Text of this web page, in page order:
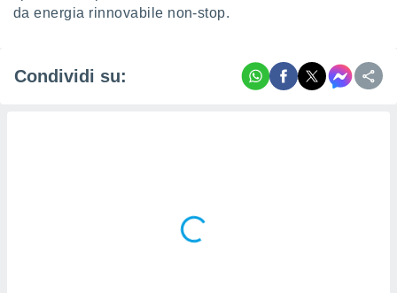
da energia rinnovabile non-stop.
Condividi su: